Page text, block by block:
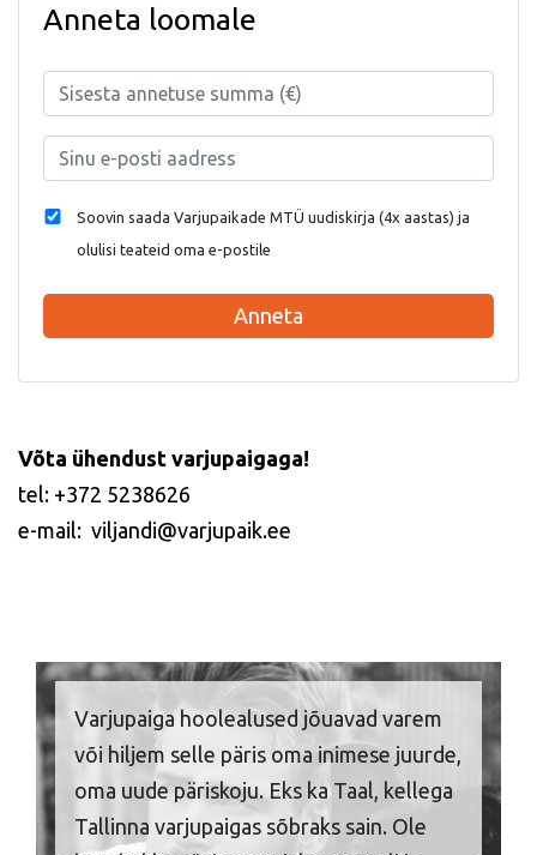
Anneta loomale
Soovin saada Varjupaikade MTÜ uudiskirja (4x aastas) ja
olulisi teateid oma e-postile
Anneta
Võta ühendust varjupaigaga!
tel: +372 5238626
e-mail: viljandi@varjupaik.ee
Varjupaiga hoolealused jõuavad varem
või hiljem selle päris oma inimese juurde,
oma uude päriskoju. Eks ka Taal, kellega
Tallinna varjupaigas sõbraks sain. Ole